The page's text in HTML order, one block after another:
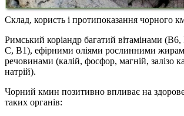
Склад, користь і протипоказання чорного
Римський коріандр багатий вітамінами
С, В1), ефірними оліями рослинними
речовинами (калій, фосфор, магній, залізо
натрій).
Чорний кмин позитивно впливає на
таких органів: